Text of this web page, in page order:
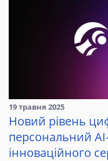
19 травня 2025
Новий рівень
персональний
інноваційного